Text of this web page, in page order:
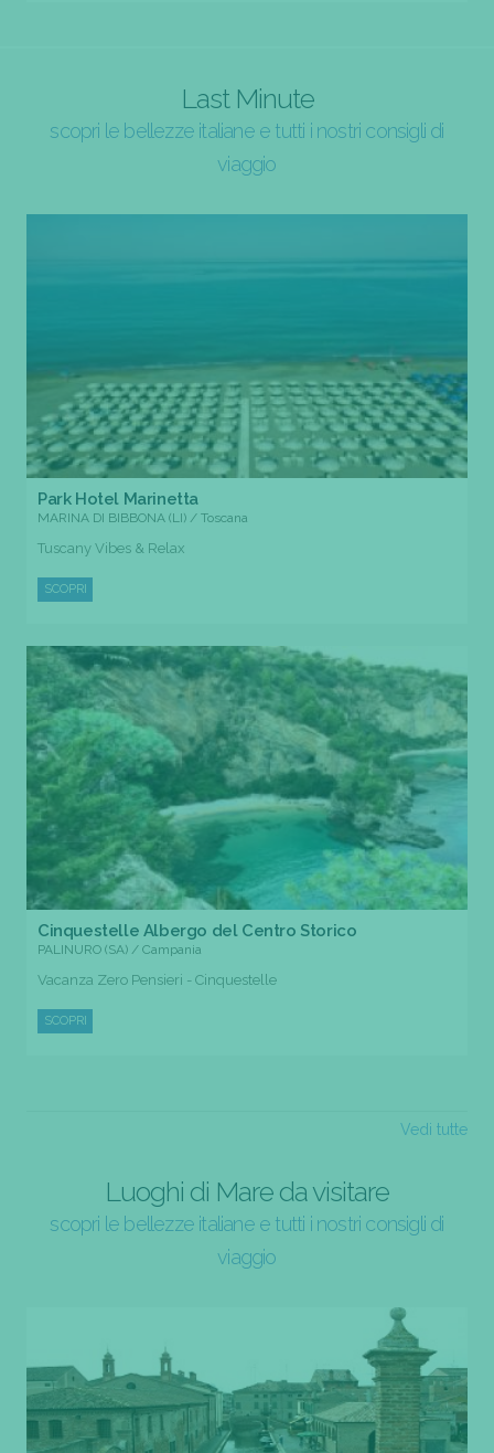
Last Minute
scopri le bellezze italiane e tutti i nostri consigli di
viaggio
Park Hotel Marinetta
MARINA DI BIBBONA (LI) / Toscana
Tuscany Vibes & Relax
SCOPRI
Cinquestelle Albergo del Centro Storico
PALINURO (SA) / Campania
Vacanza Zero Pensieri - Cinquestelle
SCOPRI
Vedi tutte
Luoghi di Mare da visitare
scopri le bellezze italiane e tutti i nostri consigli di
viaggio